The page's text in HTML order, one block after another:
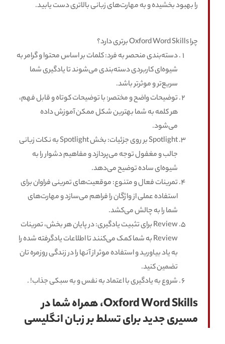
را بهبود بخشیده و به مهارت‌های زبانی بالاتری دست یابید.
چرا Oxford Word Skills برتری دارد؟
دسته‌بندی منحصر به فرد: کلمات بر اساس محتوا و گرامر به
شیوه‌ای کاربردی دسته‌بندی می‌شوند تا یادگیری شما
سریع‌تر و موثرتر باشد.
توضیحات واضح و مختصر: با توضیحات کوتاه و قابل فهم،
هر کلمه به شما بهترین شکل ممکن آموزش داده
می‌شود.
Spotlight بر روی جزئیات: بخش Spotlight به نکات زبانی
جالب و مغفول توجه می‌پردازد و مفاهیم دشوار را به
شیوه‌ای ساده توضیح می‌دهد.
تمرینات فعال و متنوع: موقعیت‌های تمرینی فراوان برای
استفاده عملی از واژگان را فراهم می‌سازد و مهارت‌های
شما را به چالش می‌کشد.
Review برای تثبیت یادگیری: در پایان هر بخش، تمرینات
Review به شما کمک می‌کنند تا اطلاعات یادگرفته شده را
به یاد بیاورید و استفاده موثر از آنها را در زندگی روزمره تان
تضمین کنید.
شروع به یادگیری با اعتماد به نفس و به سبکی جذاب! .
Oxford Word Skills، همراه شما در
مسیری جدید برای تسلط بر زبان انگلیسی